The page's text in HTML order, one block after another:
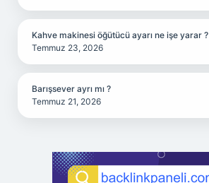
Kahve makinesi öğütücü ayarı ne işe yarar ?
Temmuz 23, 2026
Barışsever ayrı mı ?
Temmuz 21, 2026